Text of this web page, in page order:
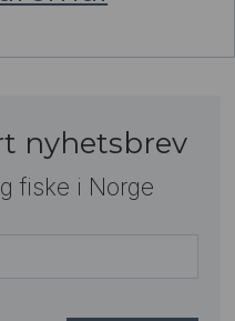
nyhetsbrev
fiske i Norge